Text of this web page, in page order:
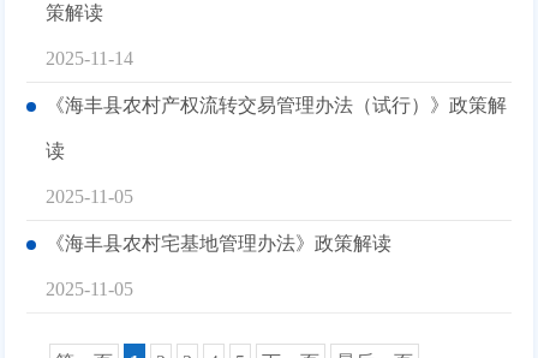
策解读
2025-11-14
《海丰县农村产权流转交易管理办法（试行）》政策解
读
2025-11-05
《海丰县农村宅基地管理办法》政策解读
2025-11-05